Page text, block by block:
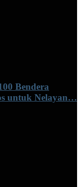
Bendera
untuk Nelayan…